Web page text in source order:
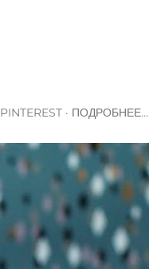
PINTEREST ПОДРОБНЕЕ…